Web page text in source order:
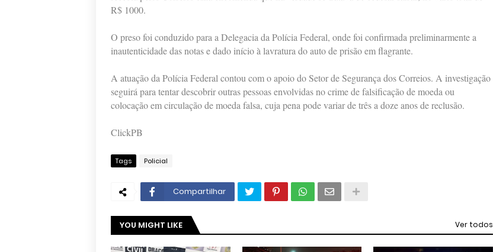
R$ 1000.
O preso foi conduzido para a Delegacia da Polícia Federal, onde foi confirmada preliminarmente a
inautenticidade das notas e dado início à lavratura do auto de prisão em flagrante.
A atuação da Polícia Federal contou com o apoio do Setor de Segurança dos Correios. A investigação
seguirá para tentar descobrir outras pessoas envolvidas no crime de falsificação de moeda ou
colocação em circulação de moeda falsa, cuja pena pode variar de três a doze anos de reclusão.
ClickPB
Tags Policial
Compartilhar
YOU MIGHT LIKE Ver todos